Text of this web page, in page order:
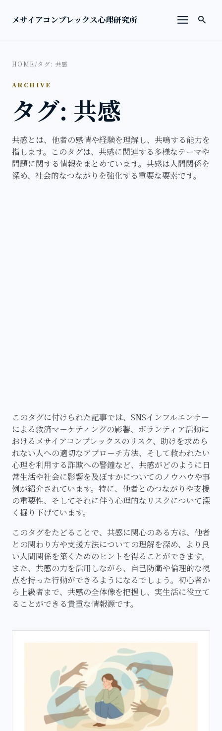
メサイアコンプレックス心理研究所
メニュー
検索を
search
HOME/タグ: 共感
ARCHIVE
タグ: 共感
共感とは、他者の感情や経験を理解し、共鳴する能力を
指します。このタグは、共感に関連する多様なテーマや
問題に関する情報をまとめています。共感は人間関係を
深め、社会的なつながりを強化する重要な要素です。
このタグに付けられた記事では、SNSインフルエンサー
による救済マーケティングの影響、ボランティア活動に
おけるメサイアコンプレックスのリスク、助けを求めら
れない人への適切なアプローチ方法、そして救われたい
心理を利用する詐欺への警鐘など、共感がどのように日
常生活や社会に影響を及ぼすかについてのノウハウや事
例が紹介されています。特に、他者とのつながりや支援
の重要性、そしてそれに伴う心理的なリスクについて深
く掘り下げています。
このタグをたどることで、共感に関心のある方は、他者
との関わり方や支援方法についての理解を深め、より良
い人間関係を築くためのヒントを得ることができます。
また、共感の力を活用しながら、自己防衛や倫理的な視
点を持った行動ができるようになるでしょう。初心者か
ら上級者まで、共感の全体像を把握し、実生活に役立て
ることができる貴重な情報源です。